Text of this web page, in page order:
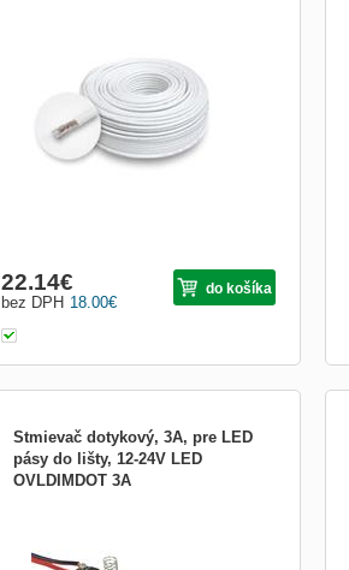
18.00€
bez DPH
22.14€ do košíka
Stmievač dotykový, 3A, pre LED
pásy do lišty, 12-24V LED
OVLDIMDOT 3A